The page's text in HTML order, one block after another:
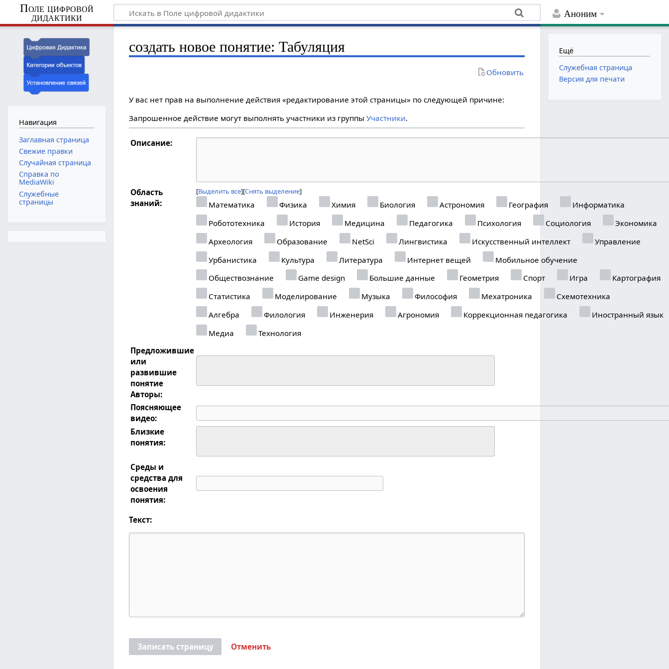
Аноним
Поле цифровой
дидактики
создать новое понятие: Табуляция
Обновить
У вас нет прав на выполнение действия «редактирование этой страницы» по следующей причине:
Запрошенное действие могут выполнять участники из группыУчастники.
Описание:
Область
знаний:
Выделить все Снять выделение
Математика Физика Химия Биология Астрономия География
Информатика
Робототехника
История Медицина Педагогика Психология Социология
Экономика
Археология
Образование NetSci Лингвистика Искусственный интеллект
Управление
Урбанистика
Культура Литература Интернет вещей
Мобильное обучение
Обществознание
Game design Большие данные Геометрия Спорт Игра
Картография
Статистика
Моделирование Музыка Философия Мехатроника
Схемотехника
Алгебра
Филология Инженерия Агрономия Коррекционная педагогика
Иностранный язык
Медиа
Технология
Предложившие
или
развившие
понятие
Авторы:
Поясняющее
видео:
Близкие
понятия:
Среды и
средства для
освоения
понятия:
Текст:
Записать страницу Отменить
Навигация
Заглавная страница
Свежие правки
Случайная страница
Справка по
MediaWiki
Служебные
страницы
Ещё
Служебная страница
Версия для печати